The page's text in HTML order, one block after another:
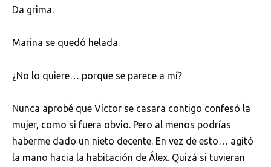
Da grima.
Marina se quedó helada.
¿No lo quiere… porque se parece a mí?
Nunca aprobé que Víctor se casara contigo confesó la
mujer, como si fuera obvio. Pero al menos podrías
haberme dado un nieto decente. En vez de esto… agitó
la mano hacia la habitación de Álex. Quizá si tuvieran